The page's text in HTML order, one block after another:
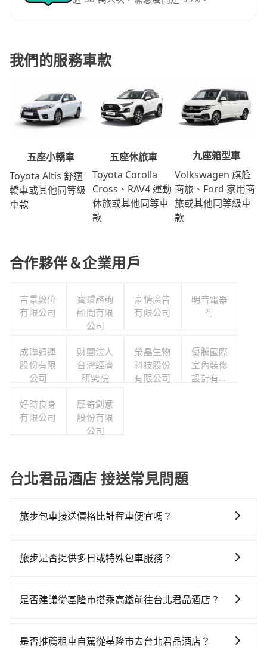
我們的服務車款
五座小轎車
Toyota Altis 舒適
轎車或其他同等級
車款
五座休旅車
Toyota Corolla
Cross、RAV4 運動
休旅或其他同等車
款
九座箱型車
Volkswagen 旗艦
商旅、Ford 家用商
旅或其他同等級車
款
合作夥伴＆企業用戶
吉景數位
有限公司
寶璿諮詢
顧問有限
公司
豪情廣告
有限公司
明音電器
行
成聯通運
股份有限
公司
財團法人
台灣經濟
研究院
榮晶生物
科技股份
有限公司
優騰國際
室內裝修
設計有限
好時良身
有限公司
摩奇創意
股份有限
公司
台北君品酒店 接送常見問題
旅步包車接送價格比計程車便宜嗎？
遇塞車、停紅燈時等低速行駛時還需額外加價不同，旅
旅步是否提供多日或特殊包車服務？
專人回覆您。
是否建議從基隆市搭乘高鐵前往台北君品酒店？
貴、費時、轉車麻煩！南港-台北雖然一天最多時有101
是否推薦租車自駕從基隆市去台北君品酒店？